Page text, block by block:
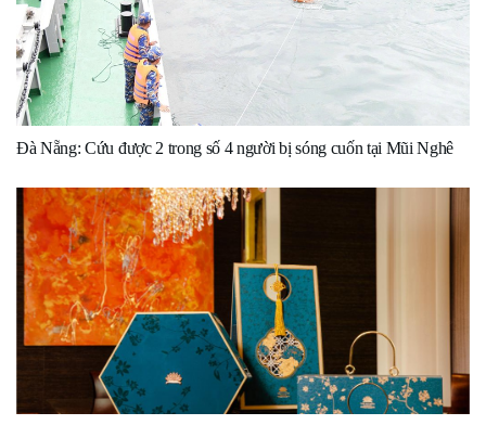
Đà Nẵng: Cứu được 2 trong số 4 người bị sóng cuốn tại Mũi Nghê